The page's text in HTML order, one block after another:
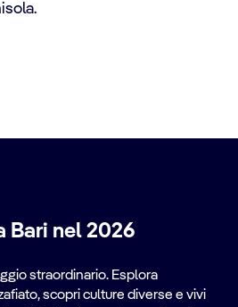
Bari nel 2026
straordinario. Esplora
scopri culture diverse e vivi